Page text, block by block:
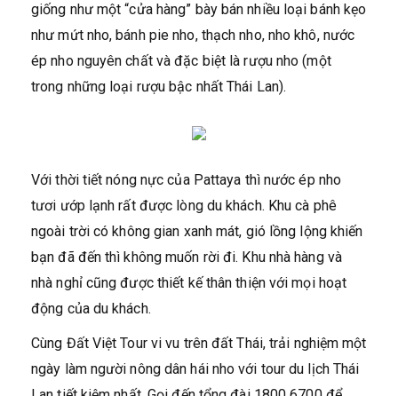
giống như một “cửa hàng” bày bán nhiều loại bánh kẹo
như mứt nho, bánh pie nho, thạch nho, nho khô, nước
ép nho nguyên chất và đặc biệt là rượu nho (một
trong những loại rượu bậc nhất Thái Lan).
Với thời tiết nóng nực của Pattaya thì nước ép nho
tươi ướp lạnh rất được lòng du khách. Khu cà phê
ngoài trời có không gian xanh mát, gió lồng lộng khiến
bạn đã đến thì không muốn rời đi. Khu nhà hàng và
nhà nghỉ cũng được thiết kế thân thiện với mọi hoạt
động của du khách.
Cùng Đất Việt Tour vi vu trên đất Thái, trải nghiệm một
ngày làm người nông dân hái nho với tour du lịch Thái